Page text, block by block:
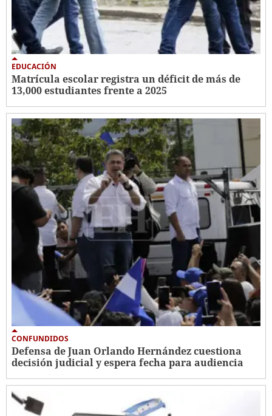
EDUCACIÓN
Matrícula escolar registra un déficit de más de
13,000 estudiantes frente a 2025
CONFUNDIDOS
Defensa de Juan Orlando Hernández cuestiona
decisión judicial y espera fecha para audiencia